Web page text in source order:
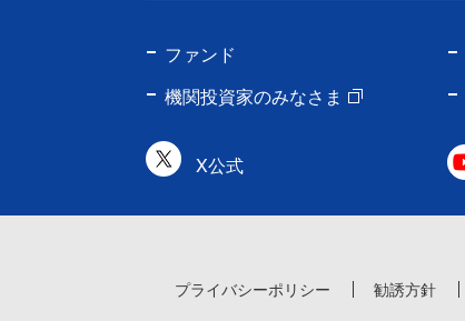
ファンド
機関投資家のみなさま
X公式
プライバシーポリシー 勧誘方針